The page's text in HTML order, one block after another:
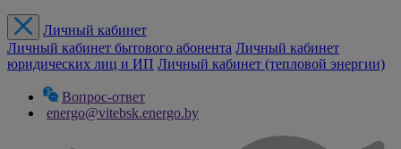
Личный кабинет
Личный кабинет бытового абонента Личный кабинет
юридических лиц и ИП Личный кабинет (тепловой энергии)
Вопрос-ответ
energo@vitebsk.energo.by